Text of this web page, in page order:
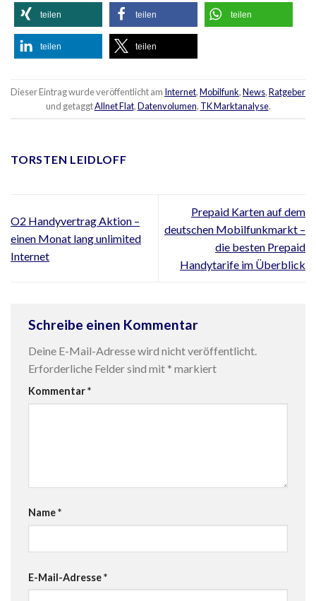
teilen teilen teilen
teilen teilen
Dieser Eintrag wurde veröffentlicht am Internet,Mobilfunk,News,Ratgeber
und getaggtAllnet Flat,Datenvolumen, TK Marktanalyse.
TORSTEN LEIDLOFF
O2 Handyvertrag Aktion –
einen Monat lang unlimited
Internet
Prepaid Karten auf dem
deutschen Mobilfunkmarkt –
die besten Prepaid
Handytarife im Überblick
Schreibe einen Kommentar
Deine E-Mail-Adresse wird nicht veröffentlicht.
Erforderliche Felder sind mit * markiert
Kommentar*
Name*
E-Mail-Adresse*